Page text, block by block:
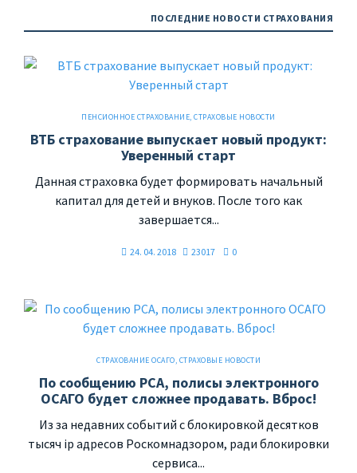
ПОСЛЕДНИЕ НОВОСТИ СТРАХОВАНИЯ
ПЕНСИОННОЕ СТРАХОВАНИЕ,СТРАХОВЫЕ НОВОСТИ
ВТБ страхование выпускает новый продукт:
Уверенный старт
Данная страховка будет формировать начальный
капитал для детей и внуков. После того как
завершается...
24. 04. 2018 23017 0
СТРАХОВАНИЕ ОСАГО, СТРАХОВЫЕ НОВОСТИ
По сообщению РСА, полисы электронного
ОСАГО будет сложнее продавать. Вброс!
Из за недавних событий с блокировкой десятков
тысяч ip адресов Роскомнадзором, ради блокировки
сервиса...